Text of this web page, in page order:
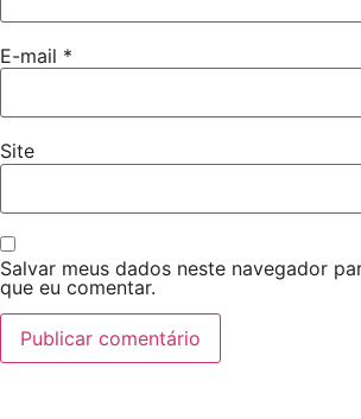
E-mail *
Site
Salvar meus dados neste navegador
que eu comentar.